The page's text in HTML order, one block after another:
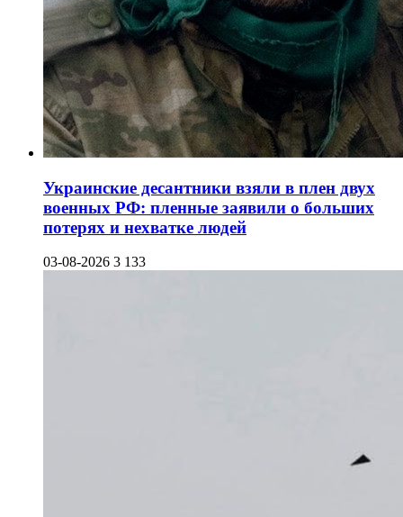
Украинские десантники взяли в плен двух
военных РФ: пленные заявили о больших
потерях и нехватке людей
03-08-2026 3 133